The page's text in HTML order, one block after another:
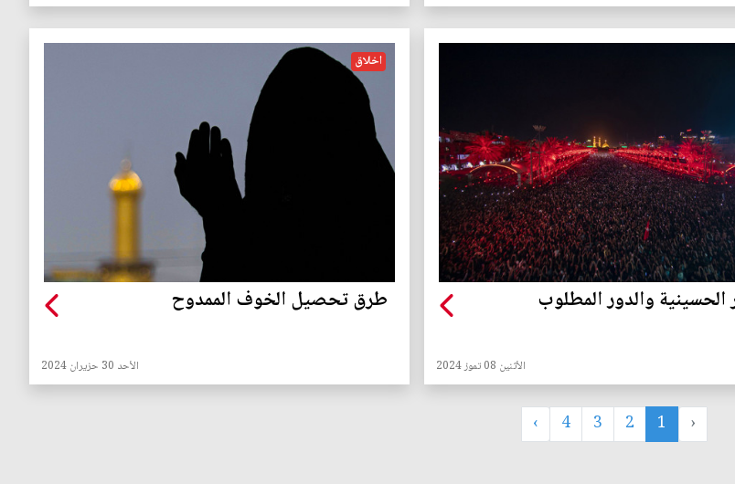
الحسينية والدور المطلوب
الأثنين 08 تموز 2024
اخلاق
طرق تحصيل الخوف الممدوح
الأحد 30 حزيران 2024
‹
1
2
3
4
›